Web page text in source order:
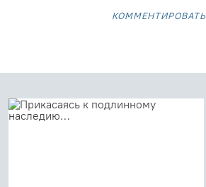
комментировать